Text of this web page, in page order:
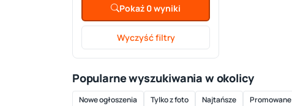
Pokaż 0 wyniki
Wyczyść filtry
Popularne wyszukiwania w okolicy
Nowe ogłoszenia Tylko z foto Najtańsze Promowane